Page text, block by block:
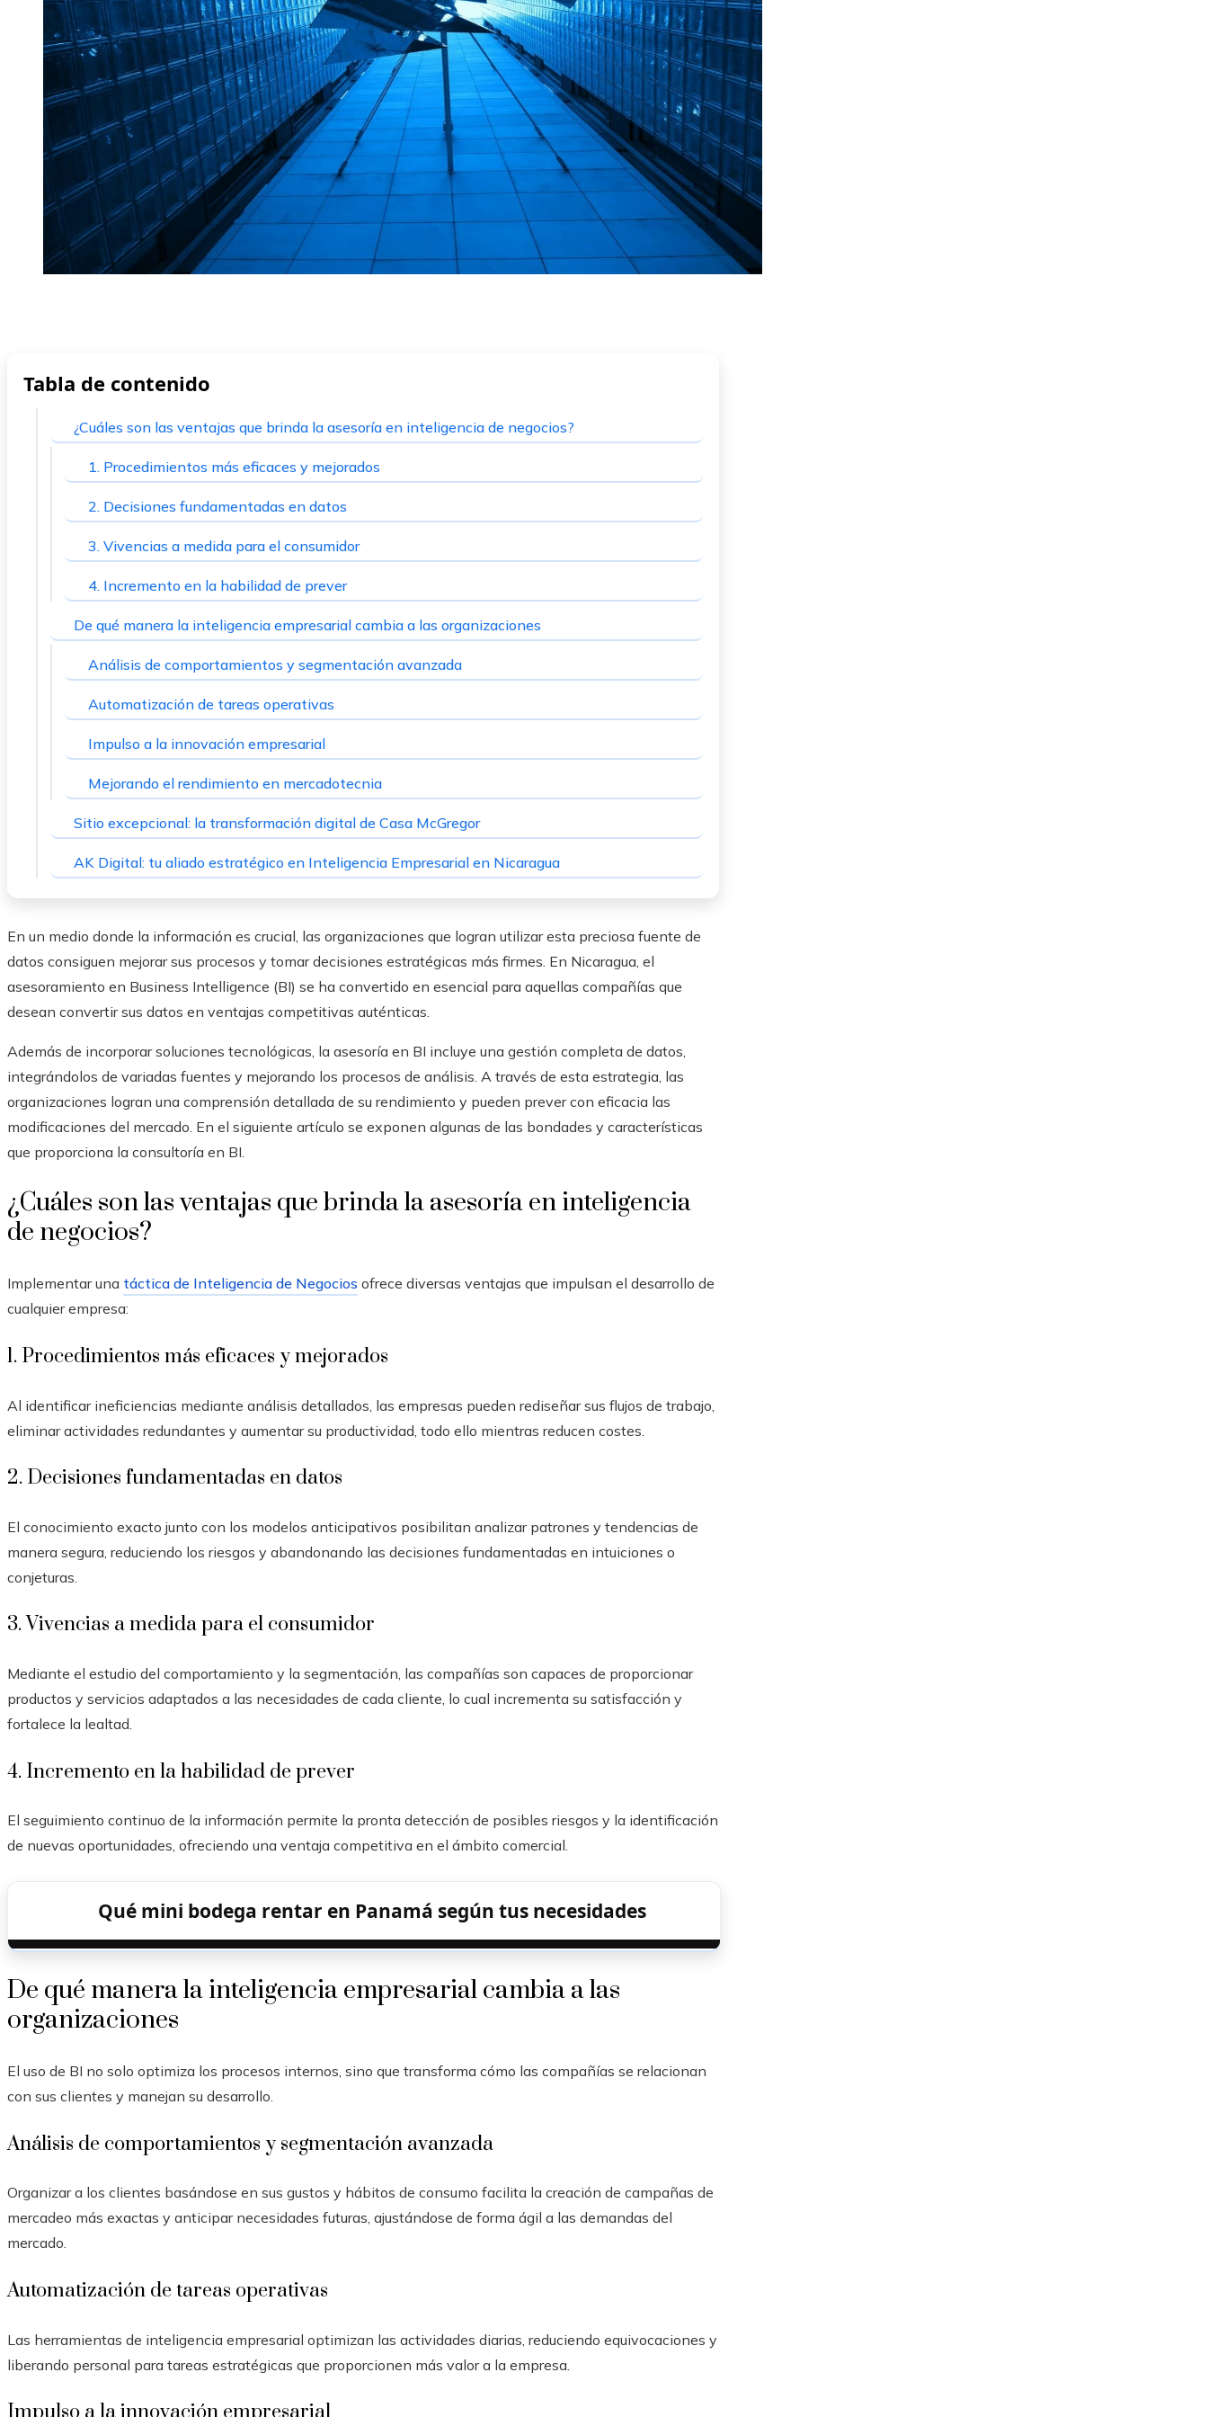
Tabla de contenido
¿Cuáles son las ventajas que brinda la asesoría en inteligencia de negocios?
1. Procedimientos más eficaces y mejorados
2. Decisiones fundamentadas en datos
3. Vivencias a medida para el consumidor
4. Incremento en la habilidad de prever
De qué manera la inteligencia empresarial cambia a las organizaciones
Análisis de comportamientos y segmentación avanzada
Automatización de tareas operativas
Impulso a la innovación empresarial
Mejorando el rendimiento en mercadotecnia
Sitio excepcional: la transformación digital de Casa McGregor
AK Digital: tu aliado estratégico en Inteligencia Empresarial en Nicaragua
En un medio donde la información es crucial, las organizaciones que logran utilizar esta preciosa fuente de
datos consiguen mejorar sus procesos y tomar decisiones estratégicas más firmes. En Nicaragua, el
asesoramiento en Business Intelligence (BI) se ha convertido en esencial para aquellas compañías que
desean convertir sus datos en ventajas competitivas auténticas.
Además de incorporar soluciones tecnológicas, la asesoría en BI incluye una gestión completa de datos,
integrándolos de variadas fuentes y mejorando los procesos de análisis. A través de esta estrategia, las
organizaciones logran una comprensión detallada de su rendimiento y pueden prever con eficacia las
modificaciones del mercado. En el siguiente artículo se exponen algunas de las bondades y características
que proporciona la consultoría en BI.
¿Cuáles son las ventajas que brinda la asesoría en inteligencia
de negocios?
Implementar una táctica de Inteligencia de Negocios ofrece diversas ventajas que impulsan el desarrollo de
cualquier empresa:
1. Procedimientos más eficaces y mejorados
Al identificar ineficiencias mediante análisis detallados, las empresas pueden rediseñar sus flujos de trabajo,
eliminar actividades redundantes y aumentar su productividad, todo ello mientras reducen costes.
2. Decisiones fundamentadas en datos
El conocimiento exacto junto con los modelos anticipativos posibilitan analizar patrones y tendencias de
manera segura, reduciendo los riesgos y abandonando las decisiones fundamentadas en intuiciones o
conjeturas.
3. Vivencias a medida para el consumidor
Mediante el estudio del comportamiento y la segmentación, las compañías son capaces de proporcionar
productos y servicios adaptados a las necesidades de cada cliente, lo cual incrementa su satisfacción y
fortalece la lealtad.
4. Incremento en la habilidad de prever
El seguimiento continuo de la información permite la pronta detección de posibles riesgos y la identificación
de nuevas oportunidades, ofreciendo una ventaja competitiva en el ámbito comercial.
Qué mini bodega rentar en Panamá según tus necesidades
De qué manera la inteligencia empresarial cambia a las
organizaciones
El uso de BI no solo optimiza los procesos internos, sino que transforma cómo las compañías se relacionan
con sus clientes y manejan su desarrollo.
Análisis de comportamientos y segmentación avanzada
Organizar a los clientes basándose en sus gustos y hábitos de consumo facilita la creación de campañas de
mercadeo más exactas y anticipar necesidades futuras, ajustándose de forma ágil a las demandas del
mercado.
Automatización de tareas operativas
Las herramientas de inteligencia empresarial optimizan las actividades diarias, reduciendo equivocaciones y
liberando personal para tareas estratégicas que proporcionen más valor a la empresa.
Impulso a la innovación empresarial